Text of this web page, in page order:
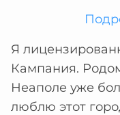
Я
Кампания.
Неаполе уже
люблю этот